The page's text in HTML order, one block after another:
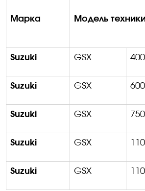
Марка Модель
Suzuki GSX
Suzuki GSX
Suzuki GSX
Suzuki GSX
Suzuki GSX